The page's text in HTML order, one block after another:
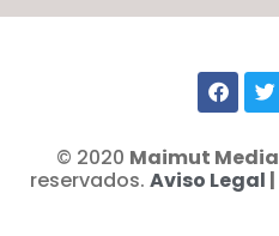
© 2020 Maimut Media
reservados. Aviso Legal |